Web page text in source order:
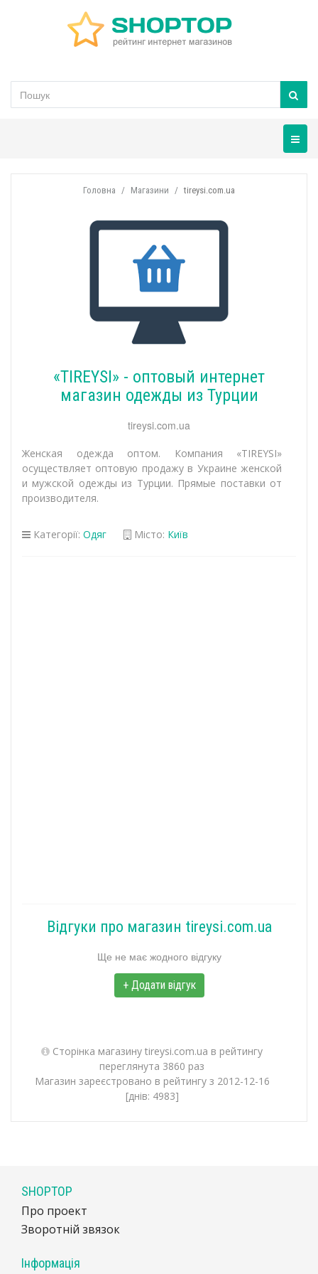
Головна Магазини tireysi.com.ua
«TIREYSI» - оптовый интернет
магазин одежды из Турции
tireysi.com.ua
Женская одежда оптом. Компания «TIREYSI»
осуществляет оптовую продажу в Украине женской
и мужской одежды из Турции. Прямые поставки от
производителя.
Категорії: Одяг Місто: Київ
Відгуки про магазин tireysi.com.ua
Ще не має жодного відгуку
+ Додати відгук
Сторінка магазину tireysi.com.ua в рейтингу
переглянута 3860 раз
Магазин зареєстровано в рейтингу з 2012-12-16
[днів: 4983]
SHOPTOP
Про проект
Зворотній звязок
Інформація